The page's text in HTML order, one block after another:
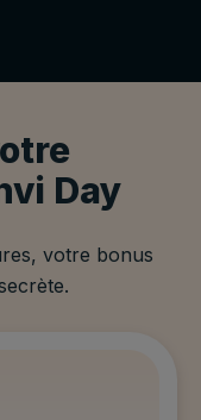
Day
votre bonus